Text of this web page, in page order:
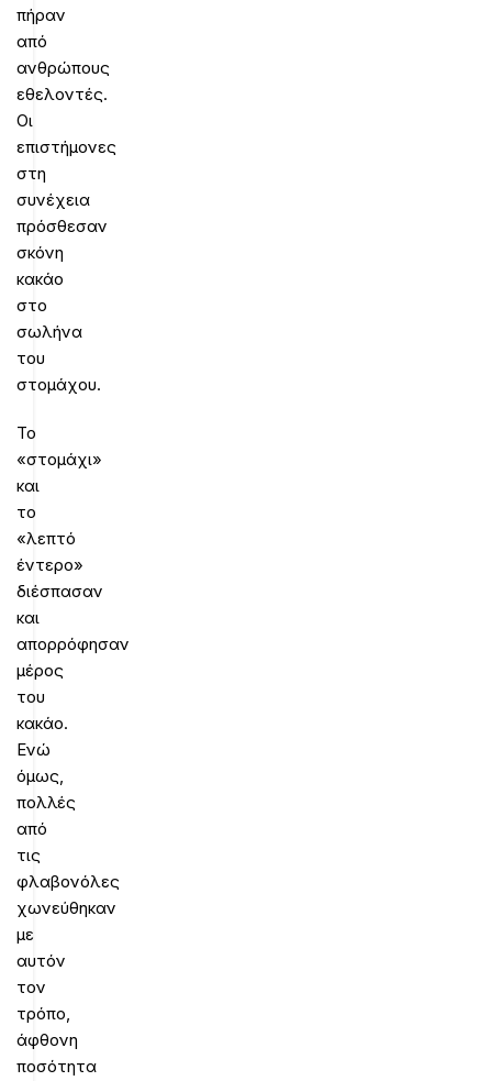
πήραν
από
ανθρώπους
εθελοντές.
Οι
επιστήμονες
στη
συνέχεια
πρόσθεσαν
σκόνη
κακάο
στο
σωλήνα
του
στομάχου.
Το
«στομάχι»
και
το
«λεπτό
έντερο»
διέσπασαν
και
απορρόφησαν
μέρος
του
κακάο.
Ενώ
όμως,
πολλές
από
τις
φλαβονόλες
χωνεύθηκαν
με
αυτόν
τον
τρόπο,
άφθονη
ποσότητα